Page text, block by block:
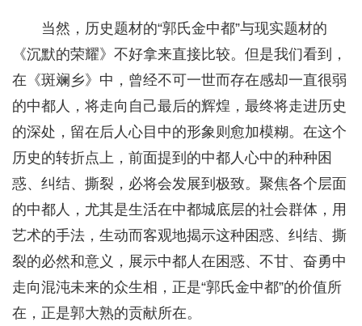
当然，历史题材的“郭氏金中都”与现实题材的
《沉默的荣耀》不好拿来直接比较。但是我们看到，
在《斑斓乡》中，曾经不可一世而存在感却一直很弱
的中都人，将走向自己最后的辉煌，最终将走进历史
的深处，留在后人心目中的形象则愈加模糊。在这个
历史的转折点上，前面提到的中都人心中的种种困
惑、纠结、撕裂，必将会发展到极致。聚焦各个层面
的中都人，尤其是生活在中都城底层的社会群体，用
艺术的手法，生动而客观地揭示这种困惑、纠结、撕
裂的必然和意义，展示中都人在困惑、不甘、奋勇中
走向混沌未来的众生相，正是“郭氏金中都”的价值所
在，正是郭大熟的贡献所在。